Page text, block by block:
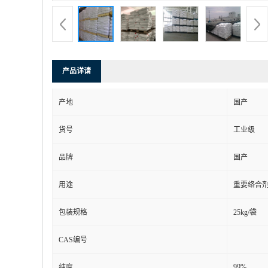
产品详请
产地 国产
货号 工业级
品牌 国产
用途 重要络合
包装规格 25kg/袋
CAS编号